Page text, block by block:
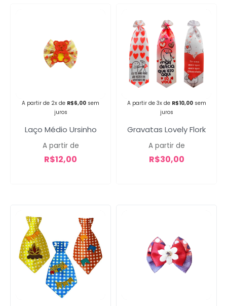
A partir de 2x de R$6,00 sem
juros
Laço Médio Ursinho
A partir de
R$12,00
A partir de 3x de R$10,00 sem
juros
Gravatas Lovely Flork
A partir de
R$30,00
Campanha lançada com
sucesso!